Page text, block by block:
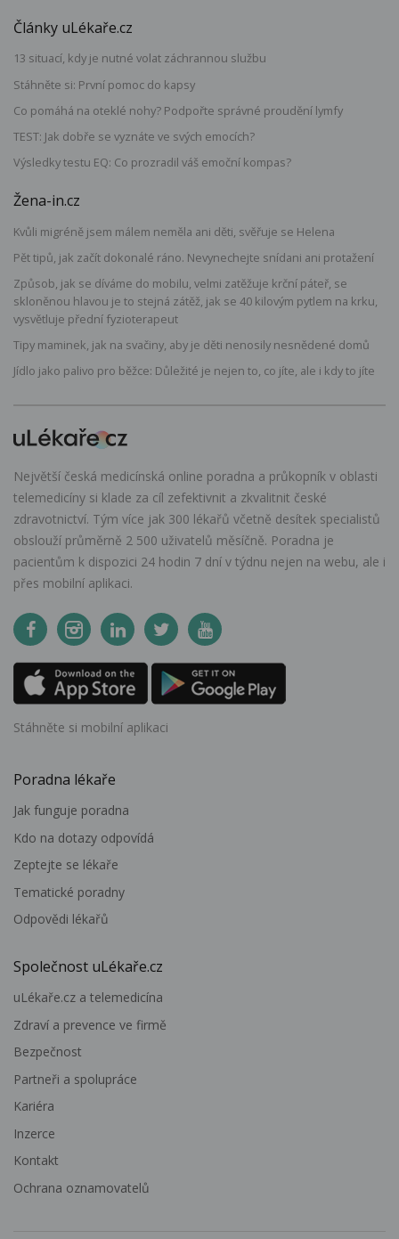
Články uLékaře.cz
13 situací, kdy je nutné volat záchrannou službu
Stáhněte si: První pomoc do kapsy
Co pomáhá na oteklé nohy? Podpořte správné proudění lymfy
TEST: Jak dobře se vyznáte ve svých emocích?
Výsledky testu EQ: Co prozradil váš emoční kompas?
Žena-in.cz
Kvůli migréně jsem málem neměla ani děti, svěřuje se Helena
Pět tipů, jak začít dokonalé ráno. Nevynechejte snídani ani protažení
Způsob, jak se díváme do mobilu, velmi zatěžuje krční páteř, se
skloněnou hlavou je to stejná zátěž, jak se 40 kilovým pytlem na krku,
vysvětluje přední fyzioterapeut
Tipy maminek, jak na svačiny, aby je děti nenosily nesnědené domů
Jídlo jako palivo pro běžce: Důležité je nejen to, co jíte, ale i kdy to jíte
Největší česká medicínská online poradna a průkopník v oblasti
telemedicíny si klade za cíl zefektivnit a zkvalitnit české
zdravotnictví. Tým více jak 300 lékařů včetně desítek specialistů
obslouží průměrně 2 500 uživatelů měsíčně. Poradna je
pacientům k dispozici 24 hodin 7 dní v týdnu nejen na webu, ale i
přes mobilní aplikaci.
Stáhněte si mobilní aplikaci
Poradna lékaře
Jak funguje poradna
Kdo na dotazy odpovídá
Zeptejte se lékaře
Tematické poradny
Odpovědi lékařů
Společnost uLékaře.cz
uLékaře.cz a telemedicína
Zdraví a prevence ve firmě
Bezpečnost
Partneři a spolupráce
Kariéra
Inzerce
Kontakt
Ochrana oznamovatelů